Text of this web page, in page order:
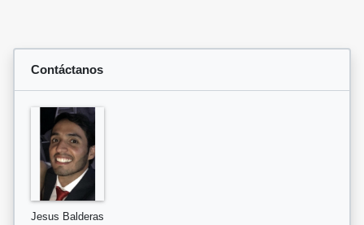
Contáctanos
Jesus Balderas